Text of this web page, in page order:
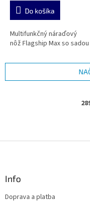
Do košíka
Multifunkčný náraďový
nôž Flagship Max so
Info
Doprava a platba